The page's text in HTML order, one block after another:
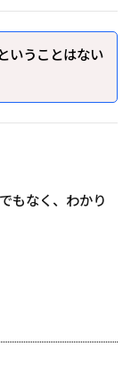
いうことはない
もなく、わかり